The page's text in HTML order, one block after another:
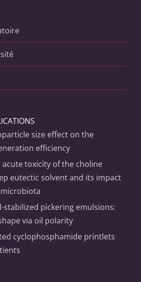
size effect on the
efficiency
acute toxicity of the choline
eutectic solvent and its impact
stabilized pickering emulsions:
via oil polarity
cyclophosphamide printlets